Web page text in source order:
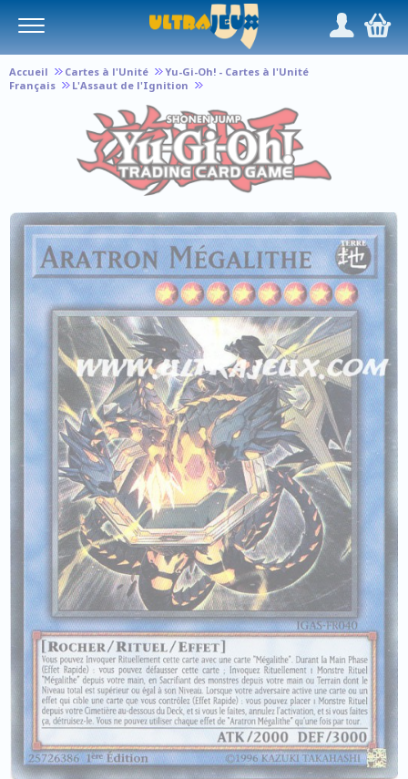
/,
Accueil Cartes à l'Unité
Yu-Gi-Oh! - Cartes à l'Unité
Français
L'Assaut de l'Ignition